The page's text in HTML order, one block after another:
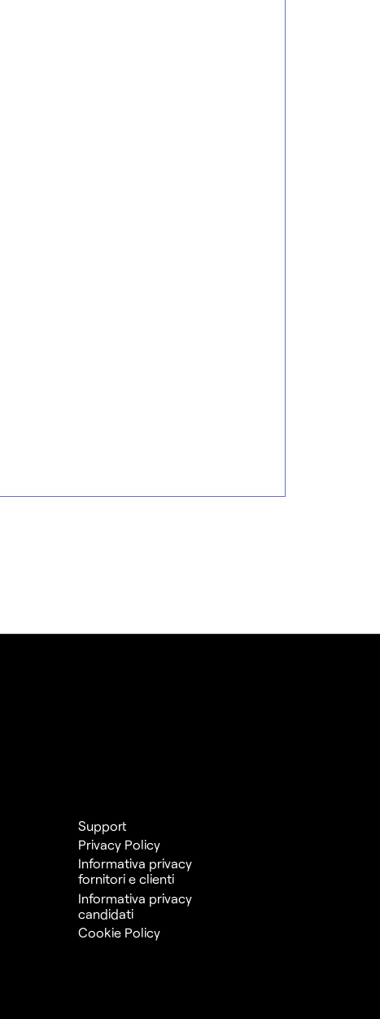
Support
Privacy Policy
Informativa privacy
fornitori e clienti
Informativa privacy
candidati
Cookie Policy